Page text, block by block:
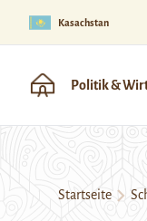
Kasachstan
Politik &
Startseite